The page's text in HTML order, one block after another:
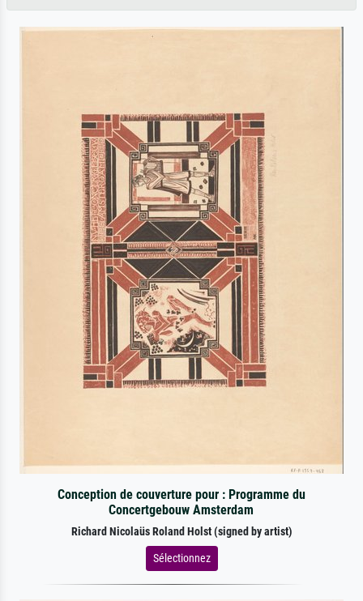
Conception de couverture pour : Programme du
Concertgebouw Amsterdam
Richard Nicolaüs Roland Holst (signed by artist)
Sélectionnez